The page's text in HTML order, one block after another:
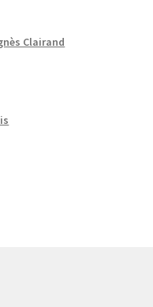
Clairand